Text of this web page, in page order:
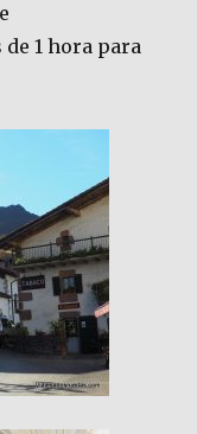
1 hora para